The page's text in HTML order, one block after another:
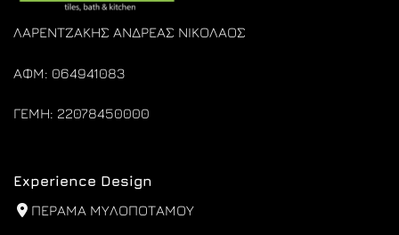
ΛΑΡΕΝΤΖΑΚΗΣ ΑΝΔΡΕΑΣ ΝΙΚΟΛΑΟΣ
ΑΦΜ: 064941083
ΓΕΜΗ: 22078450000
Experience Design
ΠΕΡΑΜΑ ΜΥΛΟΠΟΤΑΜΟΥ